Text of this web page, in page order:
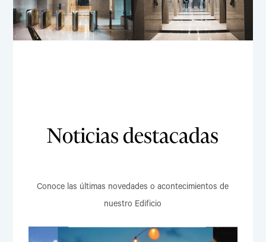
Noticias destacadas
Conoce las últimas novedades o acontecimientos de
nuestro Edificio